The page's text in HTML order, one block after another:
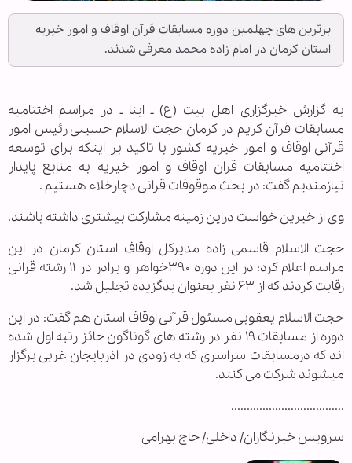
برترین های چهلمین دوره مسابقات قرآن اوقاف و امور خیریه
استان کرمان در امام زاده محمد معرفی شدند.
به گزارش خبرگزاری اهل بیت (ع) ـ ابنا ـ در مراسم اختتامیه
مسابقات قرآن کریم در کرمان حجت الاسلام‌ حسینی رئیس امور
قرآنی اوقاف و امور خیریه کشور با تاکید بر اینکه برای توسعه
اختتامیه مسابقات قران اوقاف و امور خیریه به منابع پایدار
نیازمندیم گفت: در بحث موقوفات قرانی دچارخلاء هستیم .
وی از خیرین خواست دراین زمینه مشارکت بیشتری داشته باشند.
حجت الاسلام قاسمی زاده مدیرکل اوقاف استان کرمان در این
مراسم اعلام کرد: در این دوره ۳۹۰خواهر و برادر در ۱۱ رشته قرانی
رقابت کردند که از ۶۳ نفر بعنوان بدگزیده تجلیل شد.
حجت الاسلام یعقوبی مسئول قرآنی اوقاف استان هم گفت: در این
دوره از مسابقات ۱۹ نفر در رشته های گوناگون حائز رتبه اول شده
اند که درمسابقات سراسری که به زودی در اذربایجان غربی برگزار
میشوند شرکت می کنند.
....................................
سرویس خبرنگاران/ داخلی/ حاج بهرامی